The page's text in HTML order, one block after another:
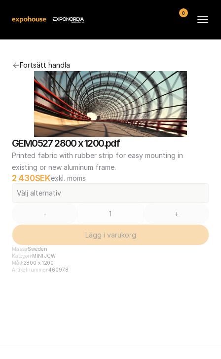
Fortsätt handla
GEM0527 2800 x 1200.pdf
Printed fabric with rubber strip for easy mounting in
existing or new aluminum frame.
2 430SEKexkl. moms
Välj alternativ
- +
Lägg i varukorg
Mässa Sweden
Kategori MINI JCW
Mått2800 x 1200
Artikelnummer460978
Kontakt
Köpvillkor
0